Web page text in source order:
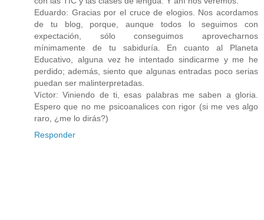
Eduardo: Gracias por el cruce de elogios. Nos acordamos
de tu blog, porque, aunque todos lo seguimos con
expectación, sólo conseguimos aprovecharnos
mínimamente de tu sabiduría. En cuanto al Planeta
Educativo, alguna vez he intentado sindicarme y me he
perdido; además, siento que algunas entradas poco serias
puedan ser malinterpretadas.
Víctor: Viniendo de ti, esas palabras me saben a gloria.
Espero que no me psicoanalices con rigor (si me ves algo
raro, ¿me lo dirás?)
Responder